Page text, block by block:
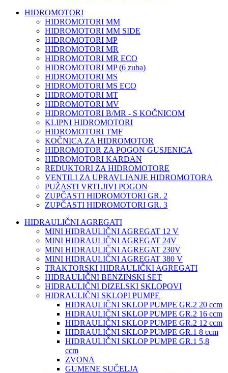
HIDROMOTORI
HIDROMOTORI MM
HIDROMOTORI MM SIDE
HIDROMOTORI MP
HIDROMOTORI MR
HIDROMOTORI MR ECO
HIDROMOTORI MP (6 zuba)
HIDROMOTORI MS
HIDROMOTORI MS ECO
HIDROMOTORI MT
HIDROMOTORI MV
HIDROMOTORI B/MR - S KOČNICOM
KLIPNI HIDROMOTORI
HIDROMOTORI TMF
KOČNICA ZA HIDROMOTOR
HIDROMOTOR ZA POGON GUSJENICA
HIDROMOTORI KARDAN
REDUKTORI ZA HIDROMOTORE
VENTILI ZA UPRAVLJANJE HIDROMOTORA
PUŽASTI VRTLJIVI POGON
ZUPČASTI HIDROMOTORI GR. 2
ZUPČASTI HIDROMOTORI GR. 3
HIDRAULIČNI AGREGATI
MINI HIDRAULIČNI AGREGAT 12 V
MINI HIDRAULIČNI AGREGAT 24V
MINI HIDRAULIČNI AGREGAT 230V
MINI HIDRAULIČNI AGREGAT 380 V
TRAKTORSKI HIDRAULIČKI AGREGATI
HIDRAULIČNI BENZINSKI SET
HIDRAULIČNI DIZELSKI SKLOPOVI
HIDRAULIČNI SKLOPI PUMPE
HIDRAULIČNI SKLOP PUMPE GR.2 20 ccm
HIDRAULIČNI SKLOP PUMPE GR.2 16 ccm
HIDRAULIČNI SKLOP PUMPE GR.2 12 ccm
HIDRAULIČNI SKLOP PUMPE GR.1 8 ccm
HIDRAULIČNI SKLOP PUMPE GR.1 5,8
ccm
ZVONA
GUMENE SUČELJA